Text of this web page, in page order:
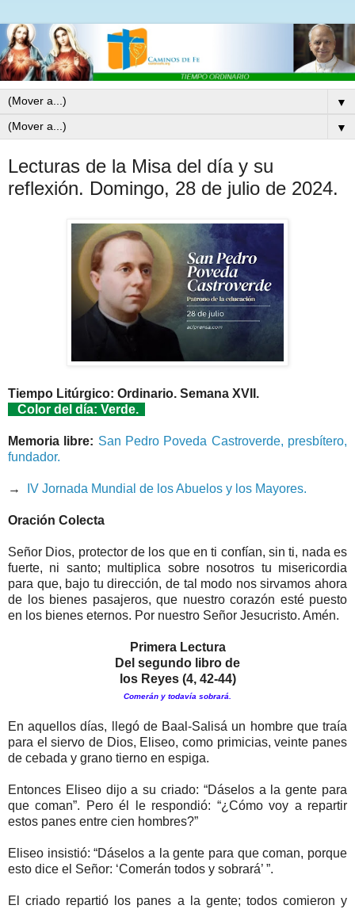
▼
▼
Lecturas de la Misa del día y su
reflexión. Domingo, 28 de julio de 2024.
Tiempo Litúrgico: Ordinario. Semana XVII.
Color del día: Verde.
Memoria libre: San Pedro Poveda Castroverde, presbítero,
fundador.
→ IV Jornada Mundial de los Abuelos y los Mayores.
Oración Colecta
Señor Dios, protector de los que en ti confían, sin ti, nada es
fuerte, ni santo; multiplica sobre nosotros tu misericordia
para que, bajo tu dirección, de tal modo nos sirvamos ahora
de los bienes pasajeros, que nuestro corazón esté puesto
en los bienes eternos. Por nuestro Señor Jesucristo. Amén.
Primera Lectura
Del segundo libro de
los Reyes (4, 42-44)
Comerán y todavía sobrará.
En aquellos días, llegó de Baal-Salisá un hombre que traía
para el siervo de Dios, Eliseo, como primicias, veinte panes
de cebada y grano tierno en espiga.
Entonces Eliseo dijo a su criado: “Dáselos a la gente para
que coman”. Pero él le respondió: “¿Cómo voy a repartir
estos panes entre cien hombres?”
Eliseo insistió: “Dáselos a la gente para que coman, porque
esto dice el Señor: ‘Comerán todos y sobrará’ ”.
El criado repartió los panes a la gente; todos comieron y